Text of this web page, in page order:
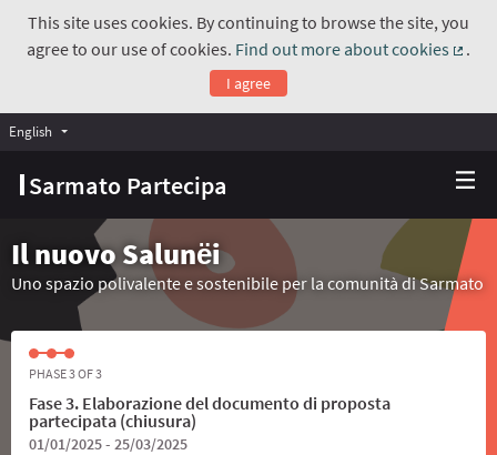
This site uses cookies. By continuing to browse the site, you
agree to our use of cookies. Find out more about cookies
.
I agree
Sarmato Partecipa
English Choose language
Il nuovo Salunёi
Uno spazio polivalente e sostenibile per la comunità di Sarmato
PHASE 3 OF 3
Fase 3. Elaborazione del documento di proposta
partecipata (chiusura)
01/01/2025 - 25/03/2025